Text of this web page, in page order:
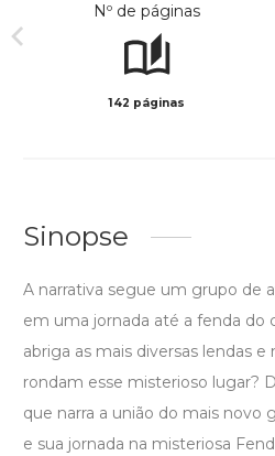
Nº de páginas
142 páginas
Sinopse
A narrativa segue um grupo de
em uma jornada até a fenda do
abriga as mais diversas lendas
rondam esse misterioso lugar?
que narra a união do mais novo
e sua jornada na misteriosa